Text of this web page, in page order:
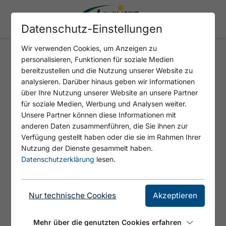
FREEDIVE TIROL
© Freedive Tirol
Datenschutz-Einstellungen
Wir verwenden Cookies, um Anzeigen zu
personalisieren, Funktionen für soziale Medien
bereitzustellen und die Nutzung unserer Website zu
analysieren. Darüber hinaus geben wir Informationen
über Ihre Nutzung unserer Website an unsere Partner
für soziale Medien, Werbung und Analysen weiter.
Unsere Partner können diese Informationen mit
anderen Daten zusammenführen, die Sie ihnen zur
Verfügung gestellt haben oder die sie im Rahmen Ihrer
Nutzung der Dienste gesammelt haben.
Datenschutzerklärung lesen.
Nur technische Cookies Akzeptieren
Mehr über die genutzten Cookies erfahren